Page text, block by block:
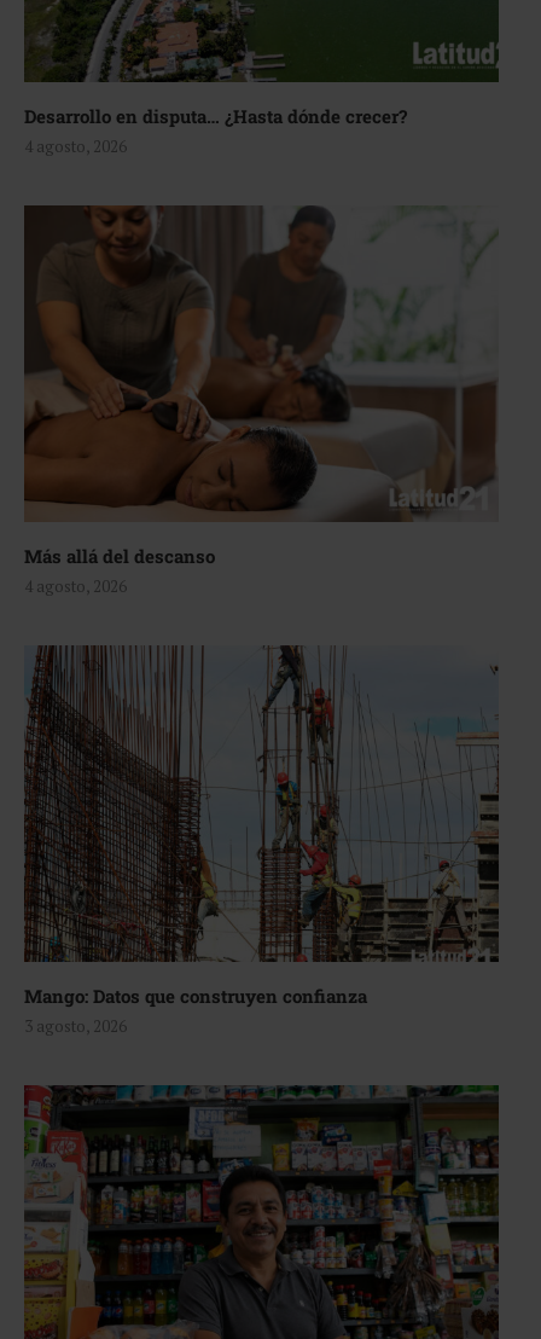
Desarrollo en disputa… ¿Hasta dónde crecer?
4 agosto, 2026
Más allá del descanso
4 agosto, 2026
Mango: Datos que construyen confianza
3 agosto, 2026